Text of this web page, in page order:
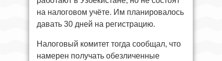
на налоговом учёте. Им планировалось
давать 30 дней на регистрацию.
Налоговый комитет тогда сообщал, что
намерен получать обезличенные